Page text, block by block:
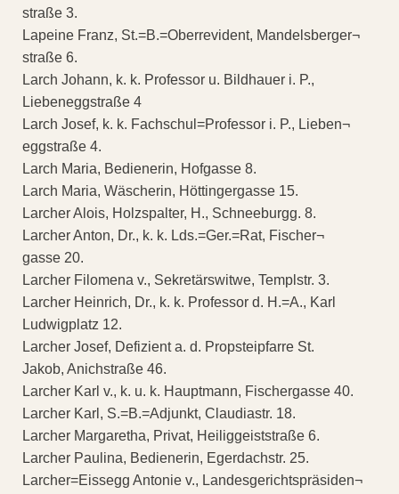
straße 3.
Lapeine Franz, St.=B.=Oberrevident, Mandelsberger¬
straße 6.
Larch Johann, k. k. Professor u. Bildhauer i. P.,
Liebeneggstraße 4
Larch Josef, k. k. Fachschul=Professor i. P., Lieben¬
eggstraße 4.
Larch Maria, Bedienerin, Hofgasse 8.
Larch Maria, Wäscherin, Höttingergasse 15.
Larcher Alois, Holzspalter, H., Schneeburgg. 8.
Larcher Anton, Dr., k. k. Lds.=Ger.=Rat, Fischer¬
gasse 20.
Larcher Filomena v., Sekretärswitwe, Templstr. 3.
Larcher Heinrich, Dr., k. k. Professor d. H.=A., Karl
Ludwigplatz 12.
Larcher Josef, Defizient a. d. Propsteipfarre St.
Jakob, Anichstraße 46.
Larcher Karl v., k. u. k. Hauptmann, Fischergasse 40.
Larcher Karl, S.=B.=Adjunkt, Claudiastr. 18.
Larcher Margaretha, Privat, Heiliggeiststraße 6.
Larcher Paulina, Bedienerin, Egerdachstr. 25.
Larcher=Eissegg Antonie v., Landesgerichtspräsiden¬